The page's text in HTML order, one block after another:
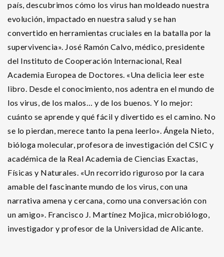
país, descubrimos cómo los virus han moldeado nuestra
evolución, impactado en nuestra salud y se han
convertido en herramientas cruciales en la batalla por la
supervivencia». José Ramón Calvo, médico, presidente
del Instituto de Cooperación Internacional, Real
Academia Europea de Doctores. «Una delicia leer este
libro. Desde el conocimiento, nos adentra en el mundo de
los virus, de los malos… y de los buenos. Y lo mejor:
cuánto se aprende y qué fácil y divertido es el camino. No
se lo pierdan, merece tanto la pena leerlo». Ángela Nieto,
bióloga molecular, profesora de investigación del CSIC y
académica de la Real Academia de Ciencias Exactas,
Físicas y Naturales. «Un recorrido riguroso por la cara
amable del fascinante mundo de los virus, con una
narrativa amena y cercana, como una conversación con
un amigo». Francisco J. Martínez Mojica, microbiólogo,
investigador y profesor de la Universidad de Alicante.